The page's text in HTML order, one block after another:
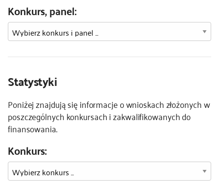
Konkurs, panel:
Statystyki
Poniżej znajdują się informacje o wnioskach złożonych w
poszczególnych konkursach i zakwalifikowanych do
finansowania.
Konkurs: